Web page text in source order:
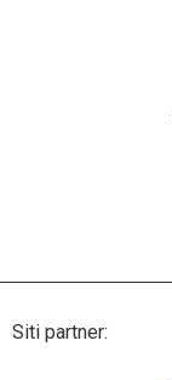
Siti partner: